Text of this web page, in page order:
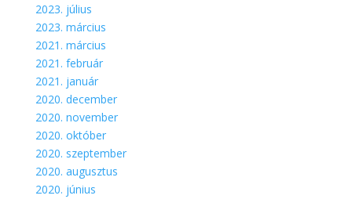
2023. július
2023. március
2021. március
2021. február
2021. január
2020. december
2020. november
2020. október
2020. szeptember
2020. augusztus
2020. június